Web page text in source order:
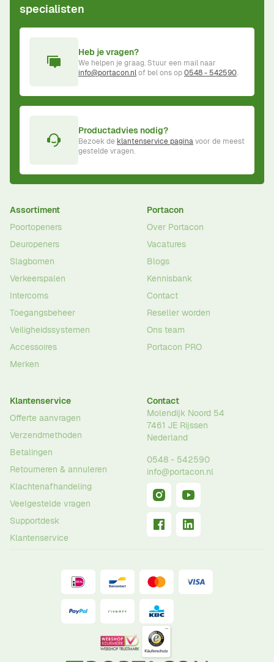
specialisten
Heb je vragen?
We helpen je graag. Stuur een mail naar
info@portacon.nlof bel ons op0548 - 542590.
Productadvies nodig?
Bezoek de klantenservice paginavoor de meest
gestelde vragen.
Assortiment
Poortopeners
Deuropeners
Slagbomen
Verkeerspalen
Intercoms
Toegangsbeheer
Veiligheidssystemen
Accessoires
Merken
Portacon
Over Portacon
Vacatures
Blogs
Kennisbank
Contact
Reseller worden
Ons team
Portacon PRO
Klantenservice
Offerte aanvragen
Verzendmethoden
Betalingen
Retourneren & annuleren
Klachtenafhandeling
Veelgestelde vragen
Supportdesk
Klantenservice
Contact
Molendijk Noord 54
7461 JE Rijssen
Nederland
0548 - 542590
info@portacon.nl